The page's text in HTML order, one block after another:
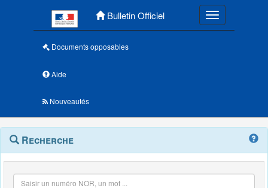
Bulletin Officiel Toggle
Documents opposables
Aide
Nouveautés
Navigation
outils
Menu
contextuel
Recherche